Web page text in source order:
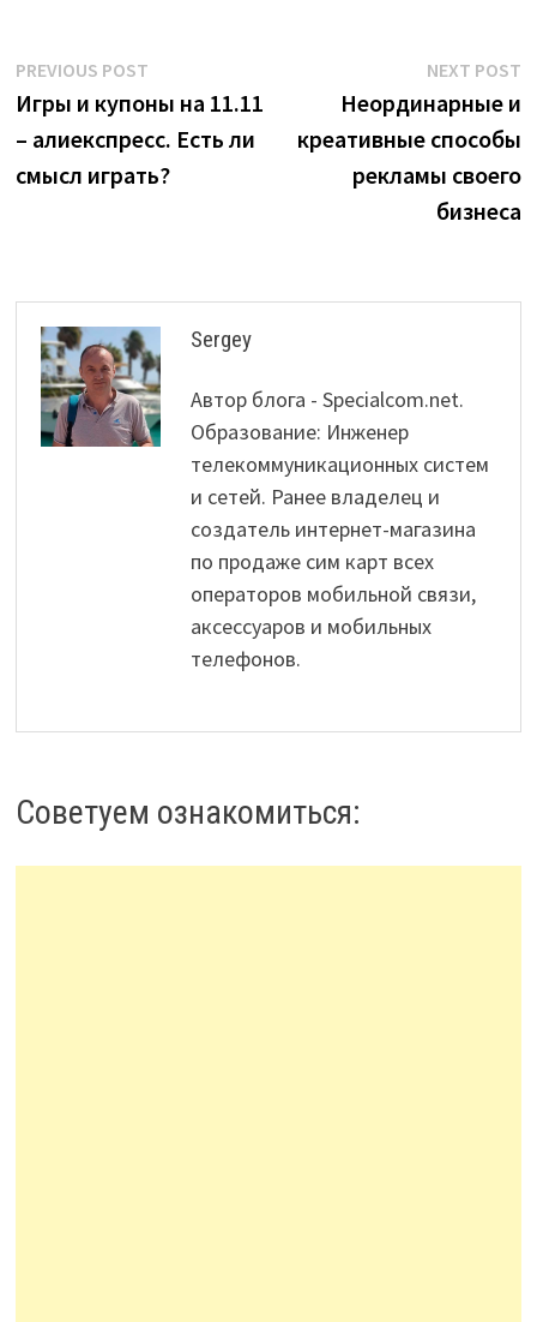
Post
navigation
PREVIOUS POSTPrevious
post:
Игры и купоны на 11.11
– алиекспресс. Есть ли
смысл играть?
NEXT POST
Неординарные и
креативные способы
рекламы своего
бизнеса
Sergey
Автор блога - Specialcom.net.
Образование: Инженер
телекоммуникационных систем
и сетей. Ранее владелец и
создатель интернет-магазина
по продаже сим карт всех
операторов мобильной связи,
аксессуаров и мобильных
телефонов.
Советуем ознакомиться: